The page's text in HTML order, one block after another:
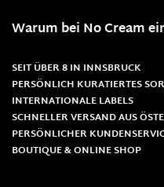
Warum bei No Cream
SEIT ÜBER 8 IN INNSBRUCK
PERSÖNLICH KURATIERTES
INTERNATIONALE LABELS
SCHNELLER VERSAND AUS
PERSÖNLICHER
BOUTIQUE & ONLINE SHOP